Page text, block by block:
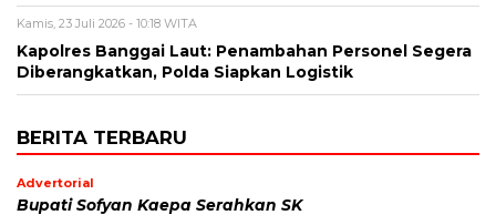
Kamis, 23 Juli 2026 - 10:18 WITA
Kapolres Banggai Laut: Penambahan Personel Segera
Diberangkatkan, Polda Siapkan Logistik
BERITA TERBARU
Advertorial
Bupati Sofyan Kaepa Serahkan SK